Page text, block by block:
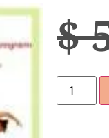
$